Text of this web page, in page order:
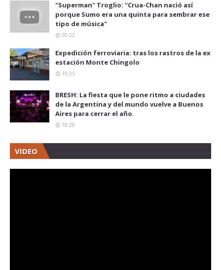
"Superman" Troglio: "Crua-Chan nació así
porque Sumo era una quinta para sembrar ese
tipo de música"
20:22
Expedición ferroviaria: tras los rastros de la ex
estación Monte Chingolo
19:25
BRESH: La fiesta que le pone ritmo a ciudades
de la Argentina y del mundo vuelve a Buenos
Aires para cerrar el año.
18:28
VIDEO